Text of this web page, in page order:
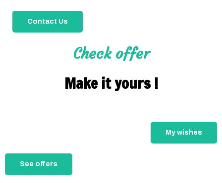
Contact Us
Check offer
Make it yours !
My wishes
See offers